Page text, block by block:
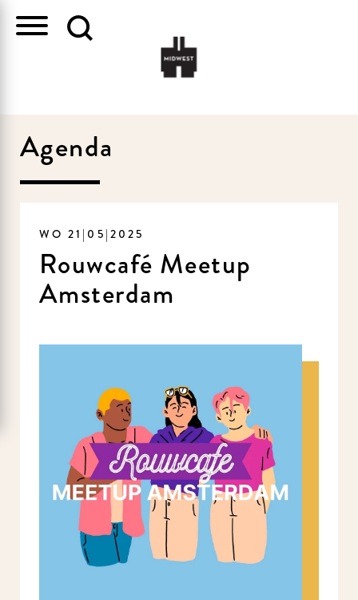
Agenda
WO 21|05|2025
Rouwcafé Meetup
Amsterdam